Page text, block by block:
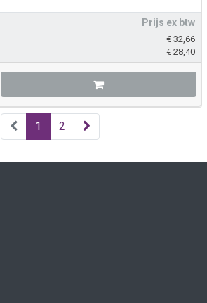
Prijs ex btw
€ 32,66
€ 28,40
1 2